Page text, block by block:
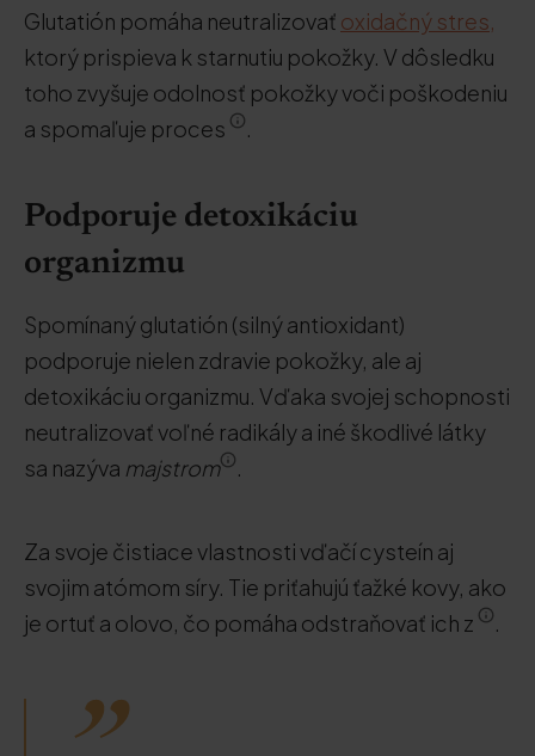
Glutatión pomáha neutralizovať oxidačný stres,
ktorý prispieva k starnutiu pokožky. V dôsledku
toho zvyšuje odolnosť pokožky voči poškodeniu
a spomaľuje proces
.
Podporuje detoxikáciu
organizmu
Spomínaný glutatión (silný antioxidant)
podporuje nielen zdravie pokožky, ale aj
detoxikáciu organizmu. Vďaka svojej schopnosti
neutralizovať voľné radikály a iné škodlivé látky
sa nazýva majstrom .
Za svoje čistiace vlastnosti vďačí cysteín aj
svojim atómom síry. Tie priťahujú ťažké kovy, ako
je ortuť a olovo, čo pomáha odstraňovať ich z
.